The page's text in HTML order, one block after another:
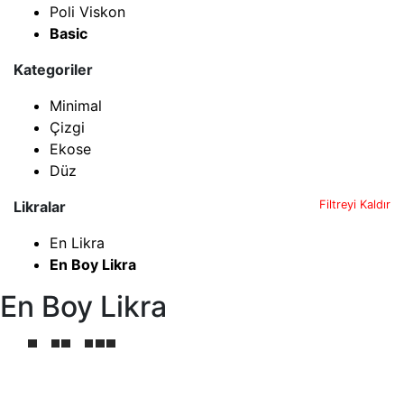
Poli Viskon
Basic
Kategoriler
Minimal
Çizgi
Ekose
Düz
Likralar
Filtreyi Kaldır
En Likra
En Boy Likra
En Boy Likra